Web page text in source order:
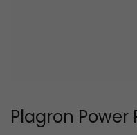
Plagron Power